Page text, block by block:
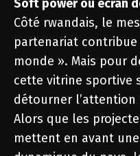
Soft power ou écran
Côté rwandais, le
partenariat contribue
monde ». Mais pour
cette vitrine sportive
détourner
Alors que les
mettent en avant